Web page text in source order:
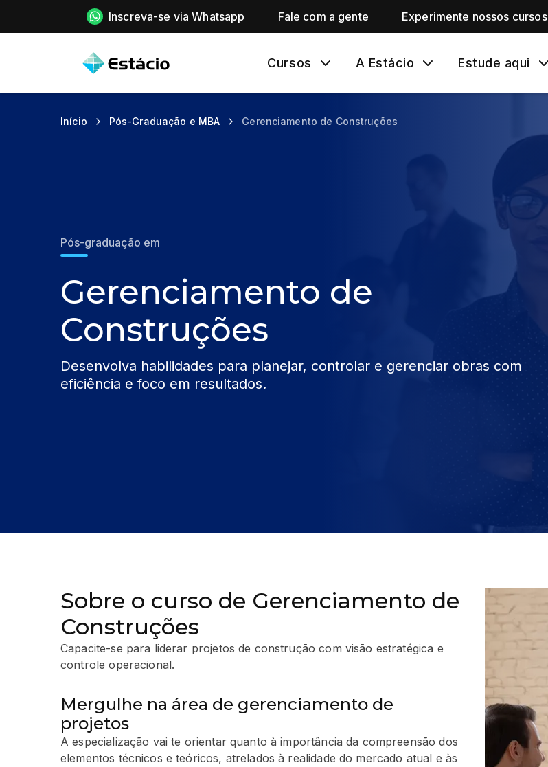
Inscreva-se via Whatsapp Fale com a gente Experimente nossos cursos
Cursos A Estácio Estude aqui
Início Pós-Graduação e MBA Gerenciamento de Construções
Pós-graduação em
Gerenciamento de
Construções
Desenvolva habilidades para planejar, controlar e gerenciar obras com
eficiência e foco em resultados.
Sobre o curso de Gerenciamento de
Construções
Capacite-se para liderar projetos de construção com visão estratégica e
controle operacional.
Mergulhe na área de gerenciamento de
projetos
A especialização vai te orientar quanto à importância da compreensão dos
elementos técnicos e teóricos, atrelados à realidade do mercado atual e às